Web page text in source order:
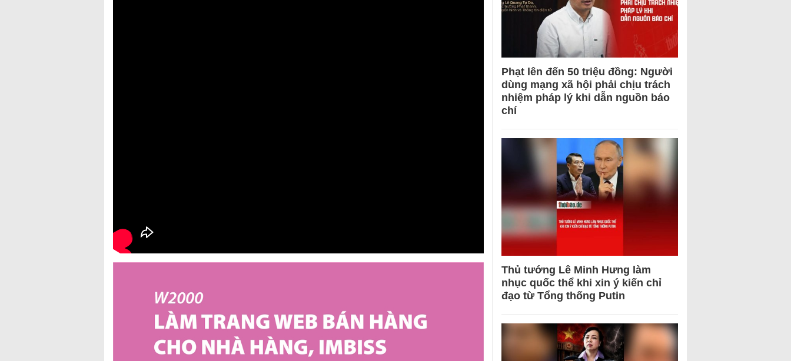
Phạt lên đến 50 triệu đồng: Người
dùng mạng xã hội phải chịu trách
nhiệm pháp lý khi dẫn nguồn báo
chí
Thủ tướng Lê Minh Hưng làm
nhục quốc thể khi xin ý kiến chỉ
đạo từ Tổng thống Putin